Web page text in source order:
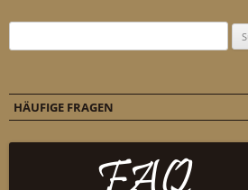
HÄUFIGE FRAGEN